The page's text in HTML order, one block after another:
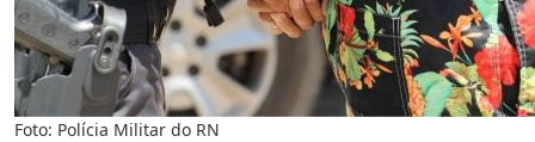
Foto: Polícia Militar do RN